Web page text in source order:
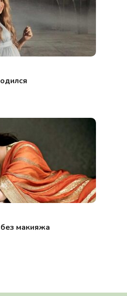
макияжа